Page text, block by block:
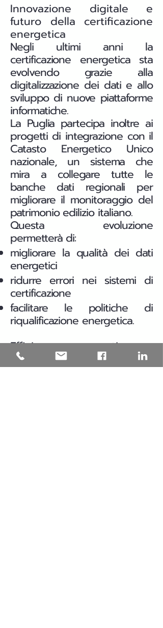
Innovazione digitale e
futuro della certificazione
energetica
Negli ultimi anni la
certificazione energetica sta
evolvendo grazie alla
digitalizzazione dei dati e allo
sviluppo di nuove piattaforme
informatiche.
La Puglia partecipa inoltre ai
progetti di integrazione con il
Catasto Energetico Unico
nazionale, un sistema che
mira a collegare tutte le
banche dati regionali per
migliorare il monitoraggio del
patrimonio edilizio italiano.
Questa evoluzione
permetterà di:
migliorare la qualità dei dati
energetici
ridurre errori nei sistemi di
certificazione
facilitare le politiche di
riqualificazione energetica.
Efficienza energetica e
riqualificazione degli edifici
in Puglia